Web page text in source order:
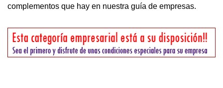
complementos que hay en nuestra guía de empresas.